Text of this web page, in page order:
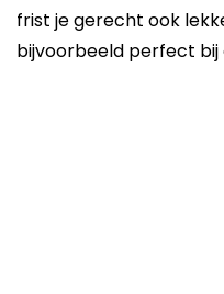
frist je gerecht ook
bijvoorbeeld perfect bij